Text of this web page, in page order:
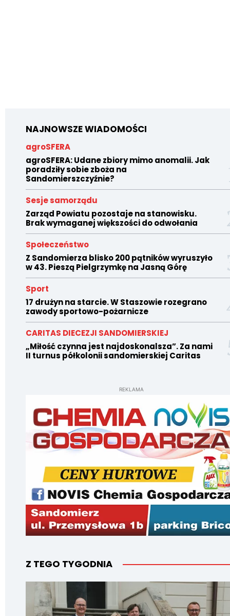
NAJNOWSZE WIADOMOŚCI
agroSFERA
agroSFERA: Udane zbiory mimo anomalii. Jak
poradziły sobie zboża na
Sandomierszczyźnie?
Sesje samorządu
Zarząd Powiatu pozostaje na stanowisku.
Brak wymaganej większości do odwołania
Społeczeństwo
Z Sandomierza blisko 200 pątników wyruszyło
w 43. Pieszą Pielgrzymkę na Jasną Górę
Sport
17 drużyn na starcie. W Staszowie rozegrano
zawody sportowo-pożarnicze
CARITAS DIECEZJI SANDOMIERSKIEJ
„Miłość czynna jest najdoskonalsza”. Za nami
II turnus półkolonii sandomierskiej Caritas
REKLAMA
Z TEGO TYGODNIA